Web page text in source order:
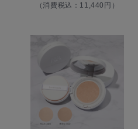
（消費税込：11,440円）